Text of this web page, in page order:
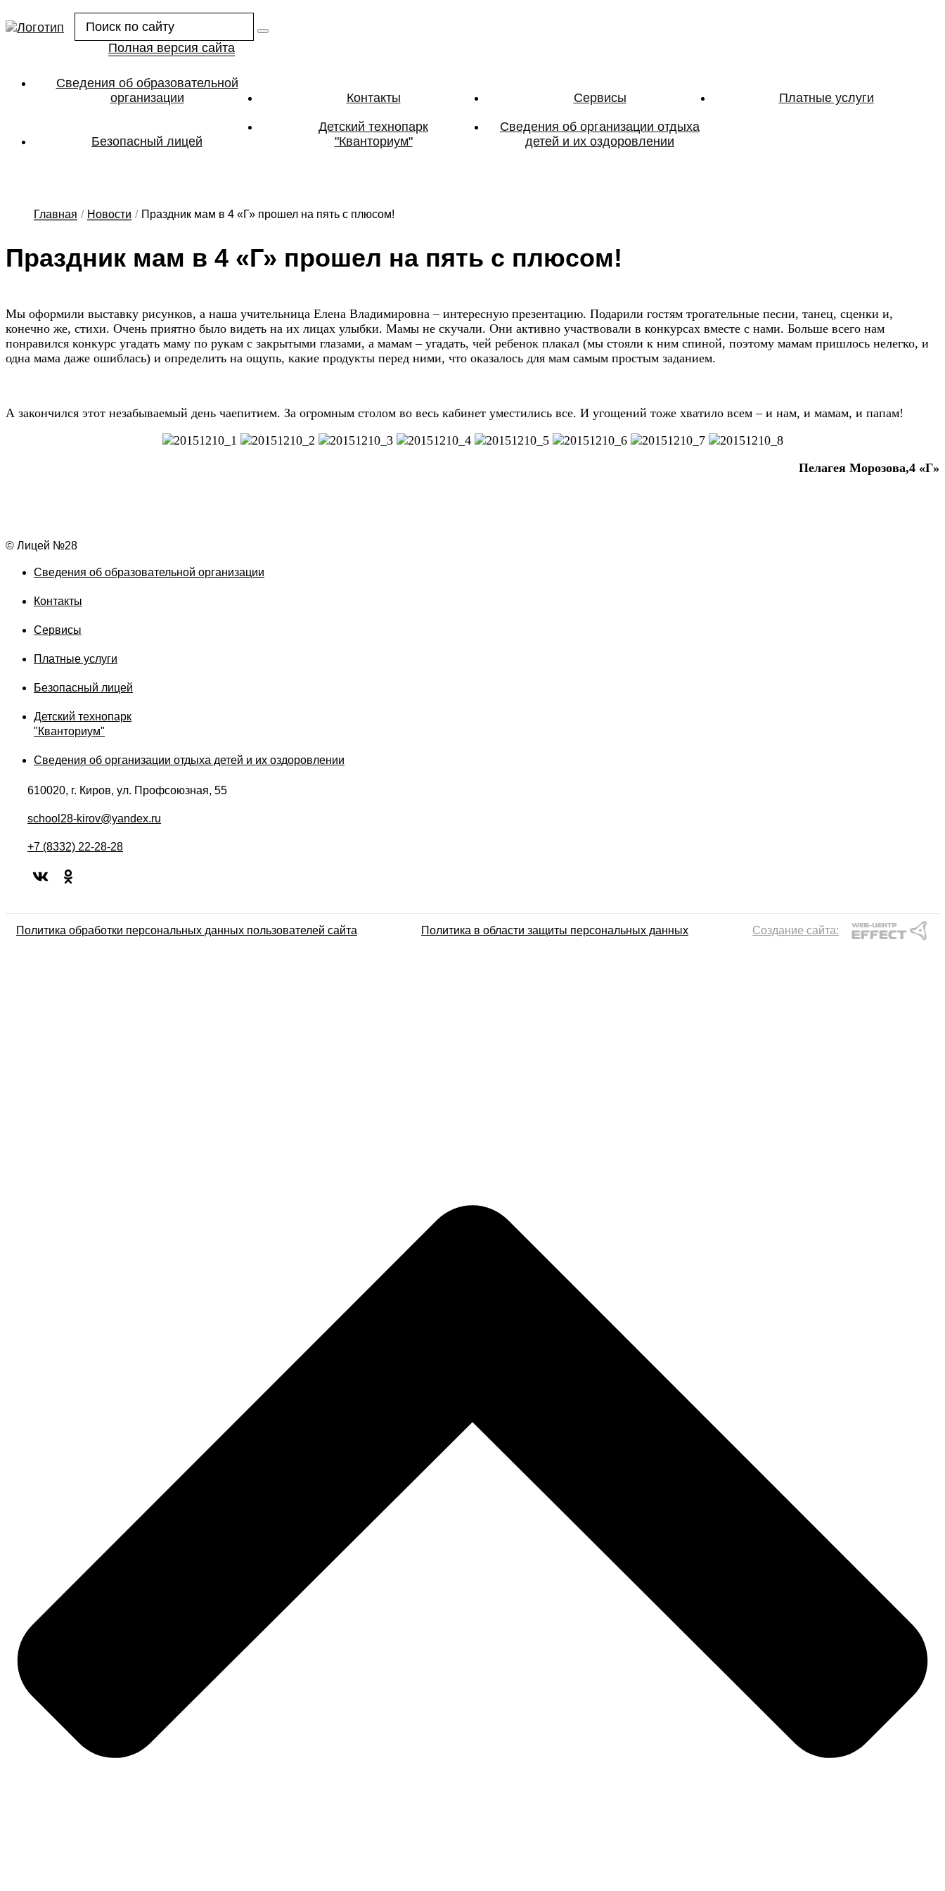
Полная версия сайта
Сведения об образовательной
организации
Контакты Сервисы Платные услуги
Безопасный лицей
Детский технопарк
"Кванториум"
Сведения об организации отдыха
детей и их оздоровлении
Главная / Новости / Праздник мам в 4 «Г» прошел на пять с плюсом!
Праз­дник мам в 4 «Г» про­шел на пять с плю­сом!
Мы оформили выставку рисунков, а наша учительница Елена Владимировна – интересную презентацию. Подарили гостям трогательные песни, танец, сценки и,
конечно же, стихи. Очень приятно было видеть на их лицах улыбки. Мамы не скучали. Они активно участвовали в конкурсах вместе с нами. Больше всего нам
понравился конкурс угадать маму по рукам с закрытыми глазами, а мамам – угадать, чей ребенок плакал (мы стояли к ним спиной, поэтому мамам пришлось нелегко, и
одна мама даже ошиблась) и определить на ощупь, какие продукты перед ними, что оказалось для мам самым простым заданием.
А закончился этот незабываемый день чаепитием. За огромным столом во весь кабинет уместились все. И угощений тоже хватило всем – и нам, и мамам, и папам!
Пелагея Морозова,4 «Г»
© Лицей №28
Сведения об образовательной организации
Контакты
Сервисы
Платные услуги
Безопасный лицей
Детский технопарк
"Кванториум"
Сведения об организации отдыха детей и их оздоровлении
610020, г. Киров, ул. Профсоюзная, 55
school28-kirov@yandex.ru
+7 (8332) 22-28-28
Политика обработки персональных данных пользователей сайта Политика в области защиты персональных данных Создание сайта: